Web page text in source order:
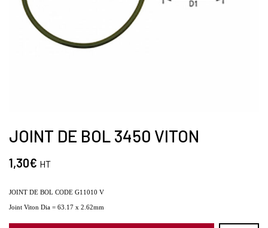
JOINT DE BOL 3450 VITON
1,30€ HT
JOINT DE BOL CODE G11010 V
Joint Viton Dia = 63.17 x 2.62mm